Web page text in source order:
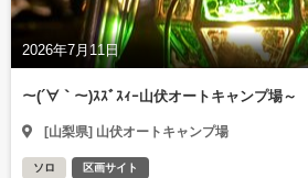
2026年7月11日
～(´∀｀～)ｽｽﾞｽｨｰ山伏オートキャンプ場～
[山梨県] 山伏オートキャンプ場
ソロ 区画サイト